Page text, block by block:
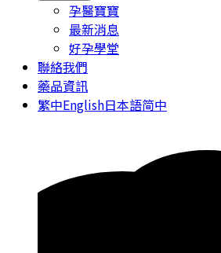
孕醫寶寶
最新消息
好孕學堂
聯絡我們
藥品資訊
繁中English日本語简中